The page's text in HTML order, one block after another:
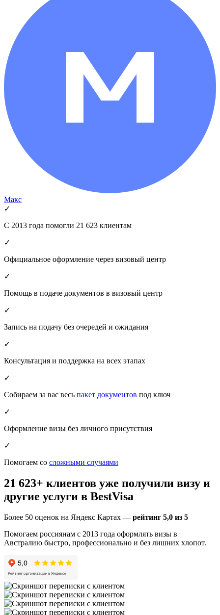
Макс
✓
С 2013 года помогли 21 623 клиентам
✓
Официальное оформление через визовый центр
✓
Помощь в подаче документов в визовый центр
✓
Запись на подачу без очередей и ожидания
✓
Консультация и поддержка на всех этапах
✓
Собираем за вас весь пакет документов под ключ
✓
Оформление визы без личного присутствия
✓
Помогаем со сложными случаями
21 623+ клиентов уже получили визу и
другие услуги в BestVisa
Более 50 оценок на Яндекс Картах — рейтинг 5,0 из 5
Помогаем россиянам с 2013 года оформлять визы в
Австралию быстро, профессионально и без лишних хлопот.